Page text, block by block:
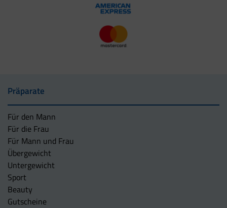
Präparate
Für den Mann
Für die Frau
Für Mann und Frau
Übergewicht
Untergewicht
Sport
Beauty
Gutscheine